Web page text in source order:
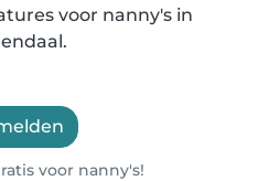
voor nanny's in
voor nanny's!